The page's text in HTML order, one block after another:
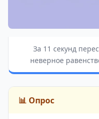
За 11 секунд
неверное
📊 Опрос